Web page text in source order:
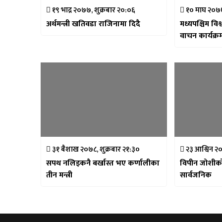
१९ भाद्र २०७७, शुक्रबार २०:०६
अर्थमन्त्री खतिवडा राजिनामा दिदै
१० माघ
मध्यपश्चिम
वाचन
३१ बैशाख २०७८, शुक्रबार २१:३०
सपथ नलिइकनै बर्खास्त भए कर्णालीका
तीन मन्त्री
२३ आश्विन
विपीन
सार्वजनिक